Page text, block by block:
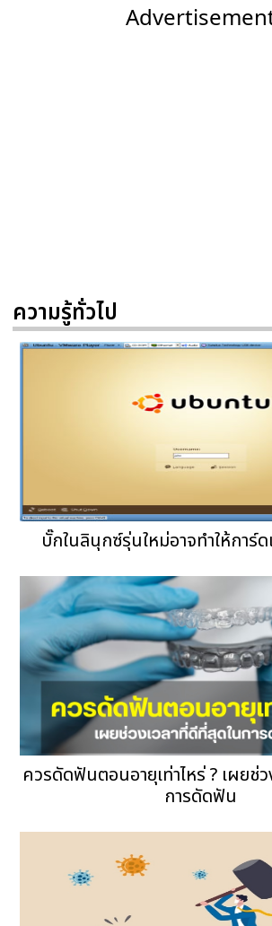
ความรู้ทั่วไป
บั๊กในลินุกซ์รุ่นใหม่อาจทำให้การ์
ควรดัดฟันตอนอายุเท่าไหร่ ? เผยช่
การดัดฟัน